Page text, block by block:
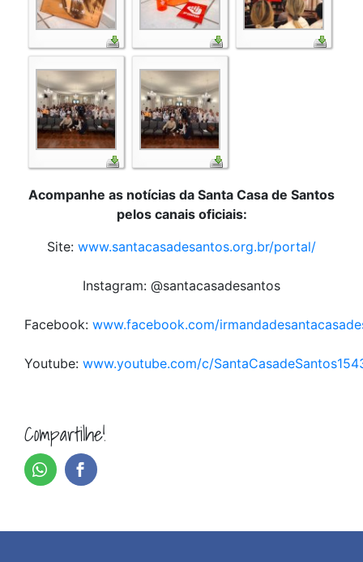
Acompanhe as notícias da Santa Casa de Santos
pelos canais oficiais:
Site: www.santacasadesantos.org.br/portal/
Instagram: @santacasadesantos
Facebook: www.facebook.com/
Youtube: www.youtube.com/c/
Compartilhe!